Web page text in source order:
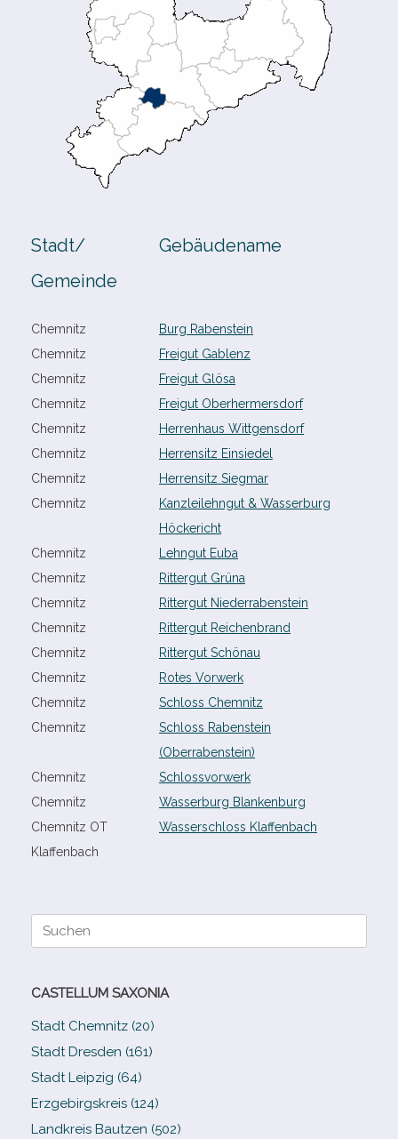
Stadt/​
Gemeinde
Gebäudename
Chemnitz
Burg Rabenstein
Chemnitz
Freigut Gablenz
Chemnitz
Freigut Glösa
Chemnitz
Freigut Oberhermersdorf
Chemnitz
Herrenhaus Wittgensdorf
Chemnitz
Herrensitz Einsiedel
Chemnitz
Herrensitz Siegmar
Chemnitz
Kanzleilehngut & Wasserburg
Höckericht
Chemnitz
Lehngut Euba
Chemnitz
Rittergut Grüna
Chemnitz
Rittergut Niederrabenstein
Chemnitz
Rittergut Reichenbrand
Chemnitz
Rittergut Schönau
Chemnitz
Rotes Vorwerk
Chemnitz
Schloss Chemnitz
Chemnitz
Schloss Rabenstein
(Oberrabenstein)
Chemnitz
Schlossvorwerk
Chemnitz
Wasserburg Blankenburg
Chemnitz OT
Klaffenbach
Wasserschloss Klaffenbach
Suche
nach:
CASTELLUM SAXONIA
Stadt Chemnitz (20)
Stadt Dresden (161)
Stadt Leipzig (64)
Erzgebirgskreis (124)
Landkreis Bautzen (502)